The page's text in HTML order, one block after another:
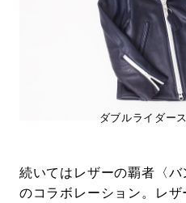
ダブルライダー
続いてはレザーの覇者〈バ
のコラボレーション。レ